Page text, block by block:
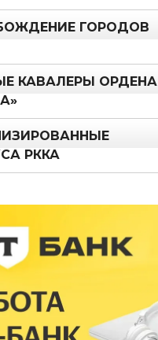
ГОРОДОВ
КАВАЛЕРЫ ОРДЕНА
РККА